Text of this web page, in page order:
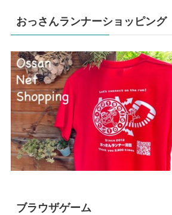
おっさんランナーショッピング
ブラウザゲーム